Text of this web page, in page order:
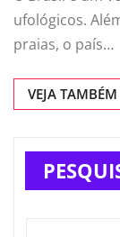
ufológicos.
praias, o país…
VEJA TAMBÉM